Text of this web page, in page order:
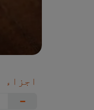
اجزاء
−